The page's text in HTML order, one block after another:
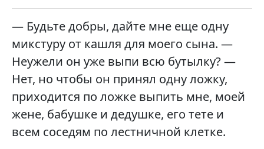
— Будьте добры, дайте мне еще одну
микстуру от кашля для моего сына. —
Неужели он уже выпи всю бутылку? —
Нет, но чтобы он принял одну ложку,
приходится по ложке выпить мне, моей
жене, бабушке и дедушке, его тете и
всем соседям по лестничной клетке.